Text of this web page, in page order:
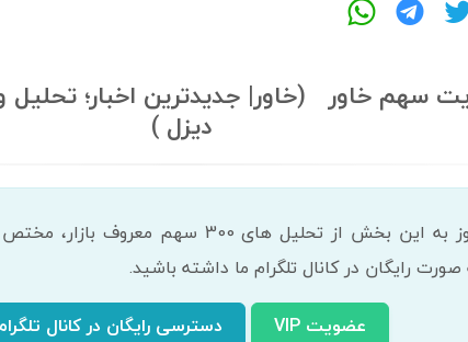
سهم خاور (خاور| جدیدترین اخبار؛
دیزل )
رایگان در کانال تلگرام ما داشته باشید.
عضویت VIP
دسترسی رایگان در کانال